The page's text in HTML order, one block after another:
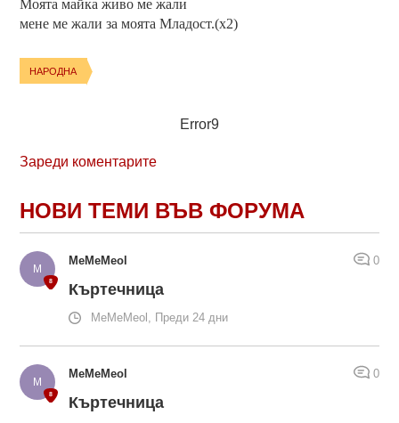
Моята майка живо ме жали
мене ме жали за моята Младост.(х2)
НАРОДНА
Error9
Зареди коментарите
НОВИ ТЕМИ ВЪВ ФОРУМА
MeMeMeol 0
Къртечница
MeMeMeol, Преди 24 дни
MeMeMeol 0
Къртечница